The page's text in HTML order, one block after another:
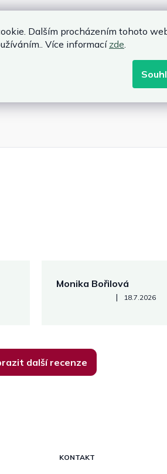
Dalším procházením tohoto
Více informací zde.
Monika Bořilová
Hodnocení obchodu je 5 z
| 18.7.2026
další recenze
KONTAKT